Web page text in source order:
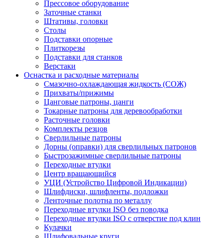
Прессовое оборудование
Заточные станки
Штативы, головки
Столы
Подставки опорные
Плиткорезы
Подставки для станков
Верстаки
Оснастка и расходные материалы
Смазочно-охлаждающая жидкость (СОЖ)
Прихваты/прижимы
Цанговые патроны, цанги
Токарные патроны для деревообработки
Расточные головки
Комплекты резцов
Сверлильные патроны
Дорны (оправки) для сверлильных патронов
Быстрозажимные сверлильные патроны
Переходные втулки
Центр вращающийся
УЦИ (Устройство Цифровой Индикации)
Шлифдиски, шлифленты, подложки
Ленточные полотна по металлу
Переходные втулки ISO без поводка
Переходные втулки ISO с отверстие под клин
Кулачки
Шлифовальные круги